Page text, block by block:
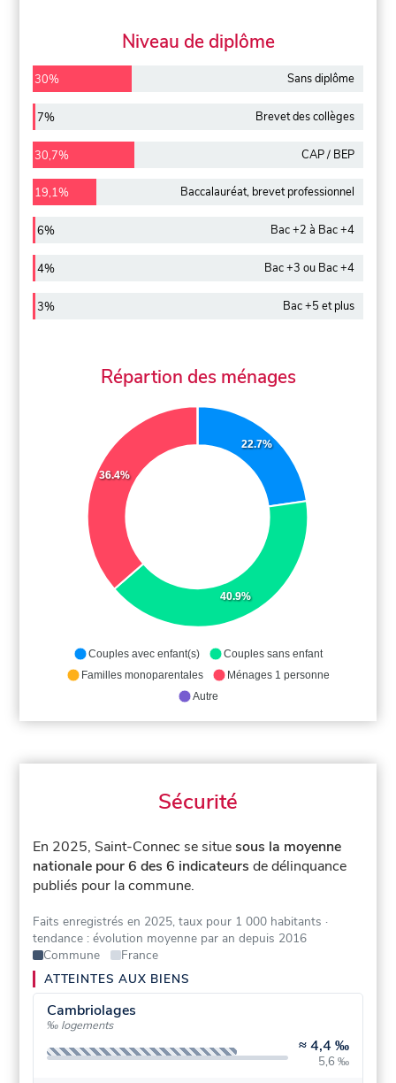
Niveau de diplôme
30% Sans diplôme
7% Brevet des collèges
30,7% CAP / BEP
19,1% Baccalauréat, brevet professionnel
6% Bac +2 à Bac +4
4% Bac +3 ou Bac +4
3% Bac +5 et plus
Répartion des ménages
22.7%
40.9%
36.4%
Couples avec enfant(s)
Couples sans enfant
Familles monoparentales
Ménages 1 personne
Autre
Sécurité
En 2025, Saint-Connec se situesous la moyenne
nationale pour 6 des 6 indicateurs de délinquance
publiés pour la commune.
Faits enregistrés en 2025, taux pour 1 000 habitants ·
tendance : évolution moyenne par an depuis 2016
Commune
France
ATTEINTES AUX BIENS
Cambriolages
‰ logements
≈4,4 ‰
5,6 ‰